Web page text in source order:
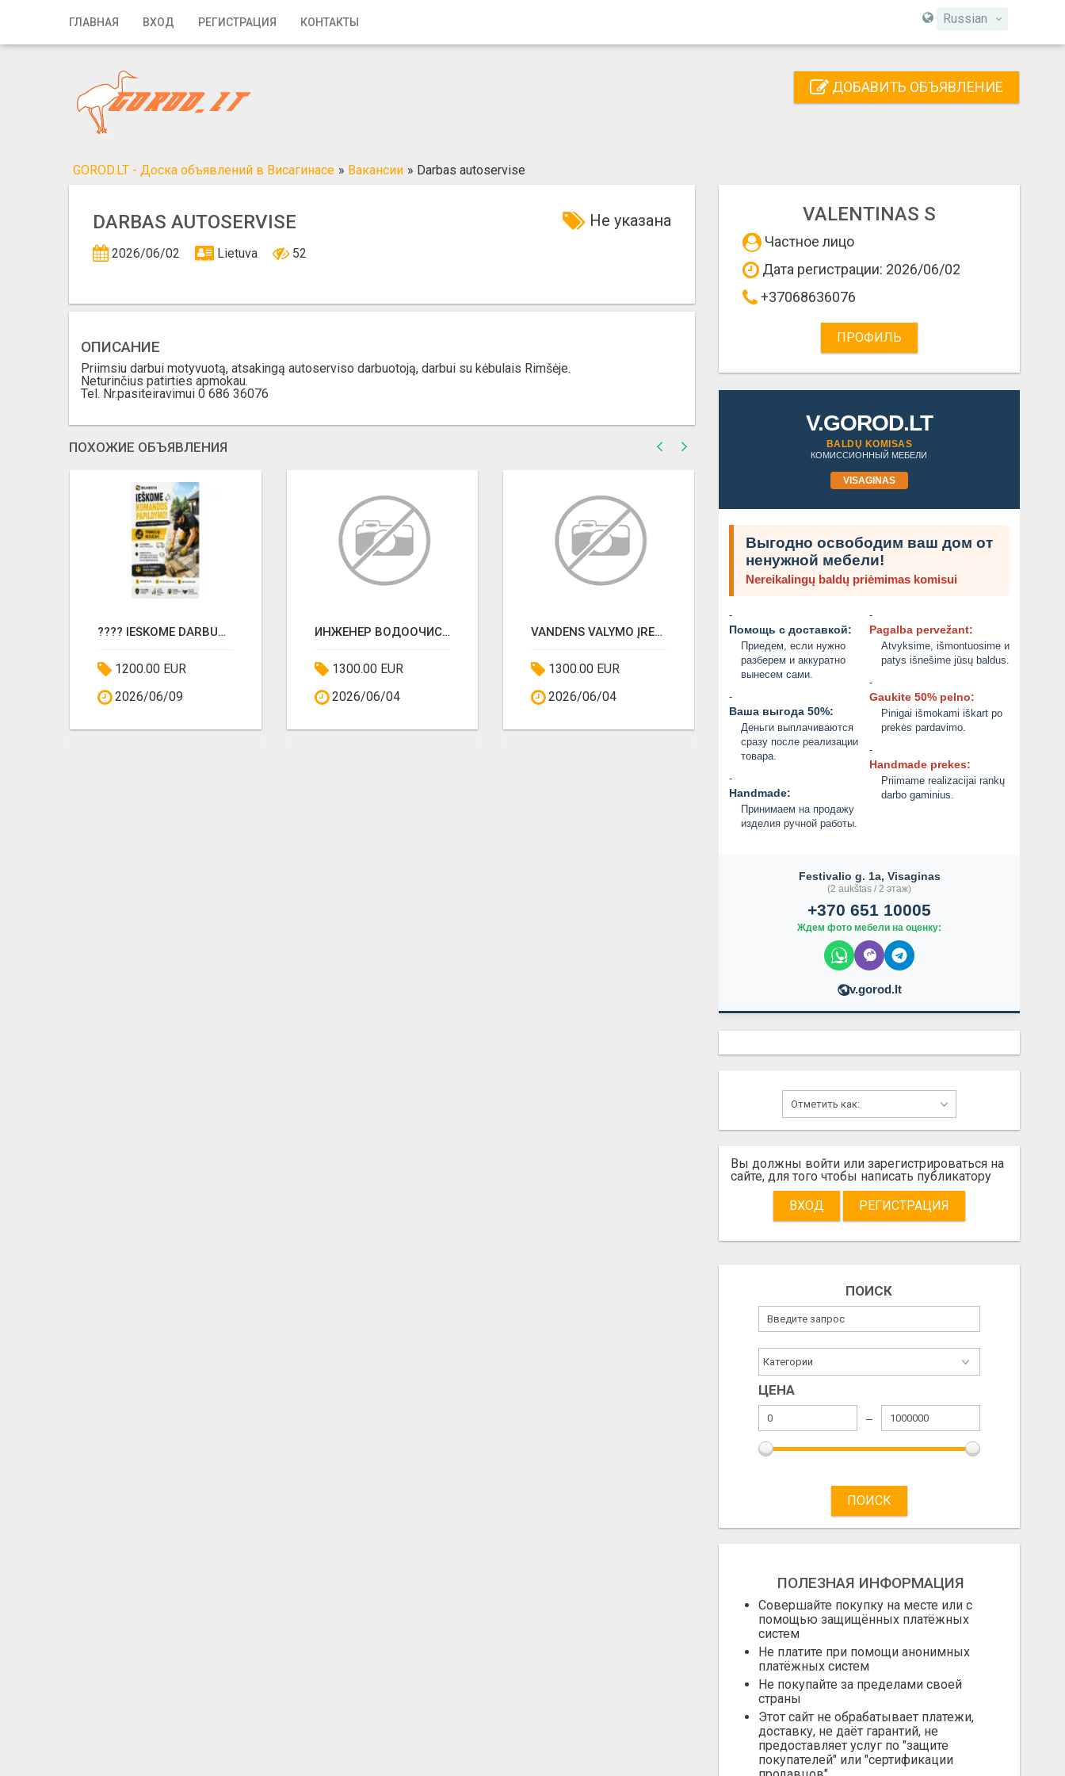
ГЛАВНАЯ ВХОД РЕГИСТРАЦИЯ КОНТАКТЫ Russian
Главная
Регистрация
Добавить объявление
ДОБАВИТЬ ОБЪЯВЛЕНИЕ
GOROD.LT - Доска объявлений в Висагинасе » Вакансии » Darbas autoservise
DARBAS AUTOSERVISE Не указана
2026/06/02 Lietuva 52
ОПИСАНИЕ
Priimsiu darbui motyvuotą, atsakingą autoserviso darbuotoją, darbui su kėbulais Rimšėje.
Neturinčius patirties apmokau.
Tel. Nr.pasiteiravimui 0 686 36076
ПОХОЖИЕ ОБЪЯВЛЕНИЯ
???? IEŠKOME DARBUOTOJŲ PRIE TRINKELIŲ KLOJIMO DARBŲ! ???? PLEČIAME KOMANDĄ IR KVIEČIAME PRISIJUNGTI
1200.00 EUR
2026/06/09
ИНЖЕНЕР ВОДООЧИСТНЫХ СООРУЖЕНИЙ
1300.00 EUR
2026/06/04
VANDENS VALYMO ĮRENGINIŲ INŽINIERIUS
1300.00 EUR
2026/06/04
РАБОТА В НОРВЕГИИ
12345.00 EUR
VALENTINAS S
Частное лицо
Дата регистрации: 2026/06/02
+37068636076
ПРОФИЛЬ
V.GOROD.LT
BALDŲ KOMISAS
КОМИССИОННЫЙ МЕБЕЛИ
VISAGINAS
Выгодно освободим ваш дом от
ненужной мебели!
Nereikalingų baldų priėmimas komisui
-
Помощь с доставкой:
Приедем, если нужно
разберем и аккуратно
вынесем сами.
-
Ваша выгода 50%:
Деньги выплачиваются
сразу после реализации
товара.
-
Handmade:
Принимаем на продажу
изделия ручной работы.
-
Pagalba pervežant:
Atvyksime, išmontuosime и
patys išnešime jūsų baldus.
-
Gaukite 50% pelno:
Pinigai išmokami iškart po
prekės pardavimo.
-
Handmade prekes:
Priimame realizacijai rankų
darbo gaminius.
Festivalio g. 1a, Visaginas
(2 aukštas / 2 этаж)
+370 651 10005
Ждем фото мебели на оценку:
v.gorod.lt
Вы должны войти или зарегистрироваться на
сайте, для того чтобы написать публикатору
ВХОД
РЕГИСТРАЦИЯ
ПОИСК
ЦЕНА
ПОИСК
ПОЛЕЗНАЯ ИНФОРМАЦИЯ
Совершайте покупку на месте или с
помощью защищённых платёжных
систем
Не платите при помощи анонимных
платёжных систем
Не покупайте за пределами своей
страны
Этот сайт не обрабатывает платежи,
доставку, не даёт гарантий, не
предоставляет услуг по "защите
покупателей" или "сертификации